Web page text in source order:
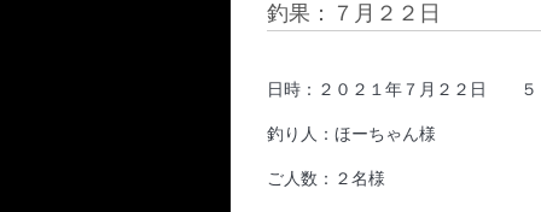
釣果：７月２２日
日時：２０２１年７月２２日 ５
釣り人：ほーちゃん様
ご人数：２名様